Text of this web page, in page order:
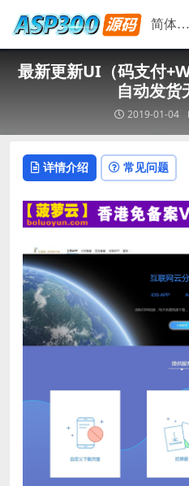
最新更新UI（码支付
自动发货
2019-01-04
详情介绍 常见问题